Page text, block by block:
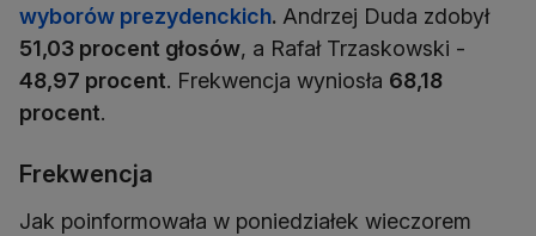
wyborów prezydenckich. Andrzej Duda zdobył
51,03 procent głosów, a Rafał Trzaskowski -
48,97 procent. Frekwencja wyniosła 68,18
procent.
Frekwencja
Jak poinformowała w poniedziałek wieczorem